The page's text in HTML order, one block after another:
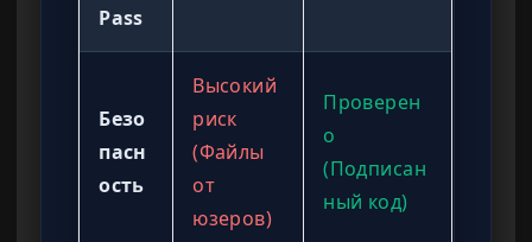
Pass
Безо
пасн
ость
Высокий
риск
(Файлы
от
юзеров)
Проверен
о
(Подписан
ный код)